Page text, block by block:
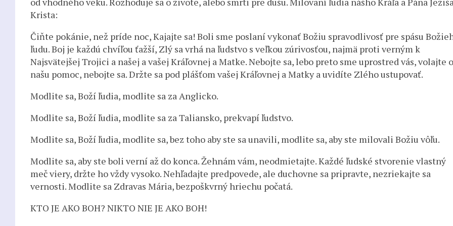
Krista:
Čiňte pokánie, než príde noc, Kajajte sa! Boli sme poslaní vykonať Božiu spravodlivosť pre spásu
ľudu. Boj je každú chvíľou ťažší, Zlý sa vrhá na ľudstvo s veľkou zúrivosťou, najmä proti verným k
Najsvätejšej Trojici a našej a vašej Kráľovnej a Matke. Nebojte sa, lebo preto sme uprostred vás, volajte o
našu pomoc, nebojte sa. Držte sa pod plášťom vašej Kráľovnej a Matky a uvidíte Zlého ustupovať.
Modlite sa, Boží ľudia, modlite sa za Anglicko.
Modlite sa, Boží ľudia, modlite sa za Taliansko, prekvapí ľudstvo.
Modlite sa, Boží ľudia, modlite sa, bez toho aby ste sa unavili, modlite sa, aby ste milovali Božiu vôľu.
Modlite sa, aby ste boli verní až do konca. Žehnám vám, neodmietajte. Každé ľudské stvorenie vlastný
meč viery, držte ho vždy vysoko. Nehľadajte predpovede, ale duchovne sa pripravte, nezriekajte sa
vernosti. Modlite sa Zdravas Mária, bezpoškvrný hriechu počatá.
KTO JE AKO BOH? NIKTO NIE JE AKO BOH!